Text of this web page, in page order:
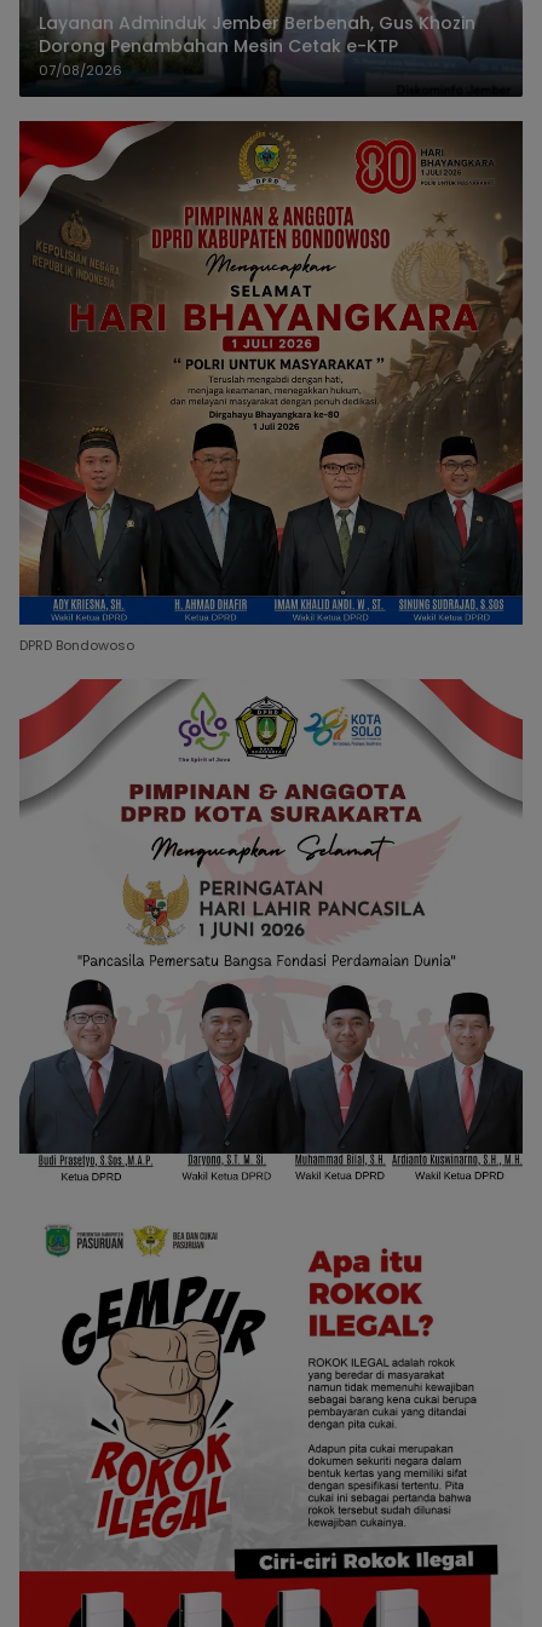
Layanan Adminduk Jember Berbenah, Gus Khozin
Dorong Penambahan Mesin Cetak e-KTP
07/08/2026
DPRD Bondowoso